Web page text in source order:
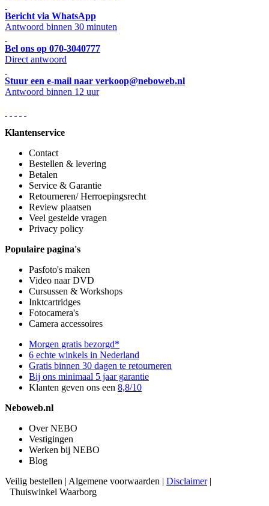
Bericht via WhatsApp
Antwoord binnen 30 minuten
Bel ons op 070-3040777
Direct antwoord
Stuur een e-mail naar verkoop@neboweb.nl
Antwoord binnen 12 uur
Klantenservice
Contact
Bestellen & levering
Betalen
Service & Garantie
Retourneren/ Herroepingsrecht
Review plaatsen
Veel gestelde vragen
Privacy policy
Populaire pagina's
Pasfoto's maken
Video naar DVD
Cursussen & Workshops
Inktcartridges
Fotocamera's
Camera accessoires
Morgen gratis bezorgd*
6 echte winkels in Nederland
Gratis binnen 30 dagen te retourneren
Bij ons minimaal 5 jaar garantie
Klanten geven ons een 8,8/10
Neboweb.nl
Over NEBO
Vestigingen
Werken bij NEBO
Blog
Veilig bestellen | Algemene voorwaarden | Disclaimer|
Thuiswinkel Waarborg